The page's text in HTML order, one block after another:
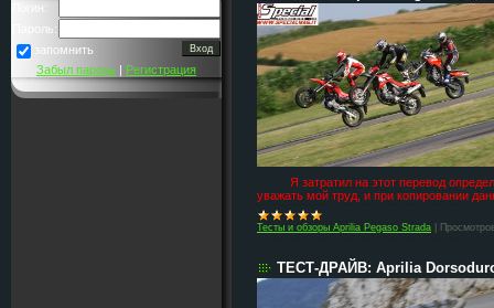
Логин:
Пароль:
запомнить
Забыл пароль | Регистрация
Я затратил на этот перевод
уважать мой труд, и при копировании
Тесты и обзоры Aprilia Pegaso Strada
ТЕСТ-ДРАЙВ: Aprilia